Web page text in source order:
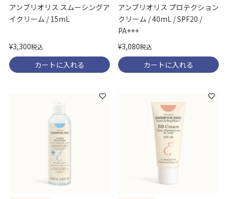
アンブリオリス スムーシングア
イクリーム / 15mL
¥3,300税込
カートに入れる
アンブリオリス プロテクション
クリーム / 40mL / SPF20 /
PA+++
¥3,080税込
カートに入れる